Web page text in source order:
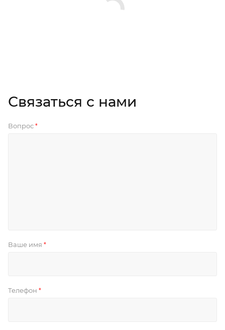
Связаться с нами
Вопрос *
Ваше имя *
Телефон *